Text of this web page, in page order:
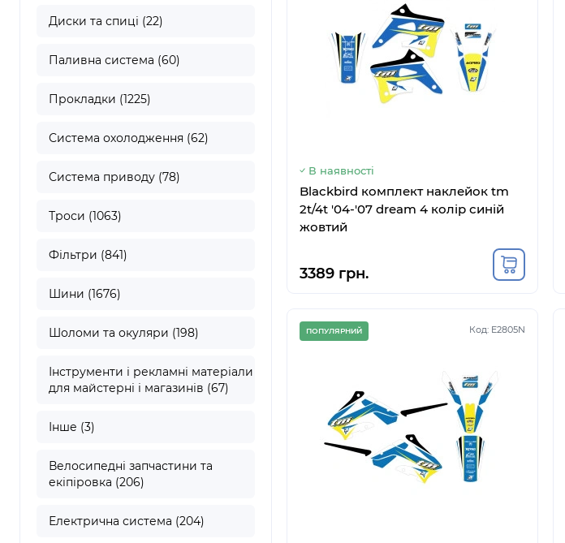
Диски та спиці (22)
Паливна система (60)
Прокладки (1225)
Система охолодження (62)
Система приводу (78)
Троси (1063)
Фільтри (841)
Шини (1676)
Шоломи та окуляри (198)
Інструменти і рекламні матеріали
для майстерні і магазинів (67)
Інше (3)
Велосипедні запчастини та
екіпіровка (206)
Електрична система (204)
В наявності
Blackbird комплект наклейок tm
2t/4t '04-'07 dream 4 колір синій
жовтий
3389 грн.
Код: E2805N
ПОПУЛЯРНИЙ